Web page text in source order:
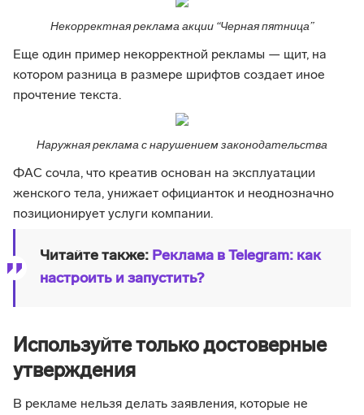
Некорректная реклама акции “Черная пятница”
Еще один пример некорректной рекламы — щит, на
котором разница в размере шрифтов создает иное
прочтение текста.
Наружная реклама с нарушением законодательства
ФАС сочла, что креатив основан на эксплуатации
женского тела, унижает официанток и неоднозначно
позиционирует услуги компании.
Читайте также: Реклама в Telegram: как
настроить и запустить?
Используйте только достоверные
утверждения
В рекламе нельзя делать заявления, которые не